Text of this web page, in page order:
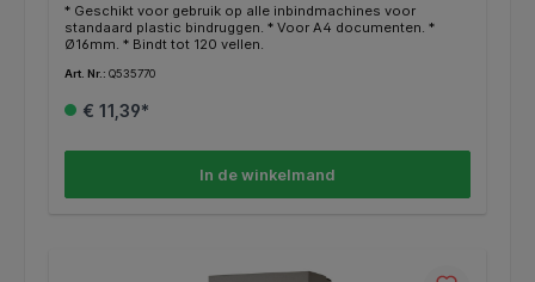
* Geschikt voor gebruik op alle inbindmachines voor
standaard plastic bindruggen. * Voor A4 documenten. *
Ø16mm. * Bindt tot 120 vellen.
Art. Nr.: Q535770
€ 11,39*
In de winkelmand